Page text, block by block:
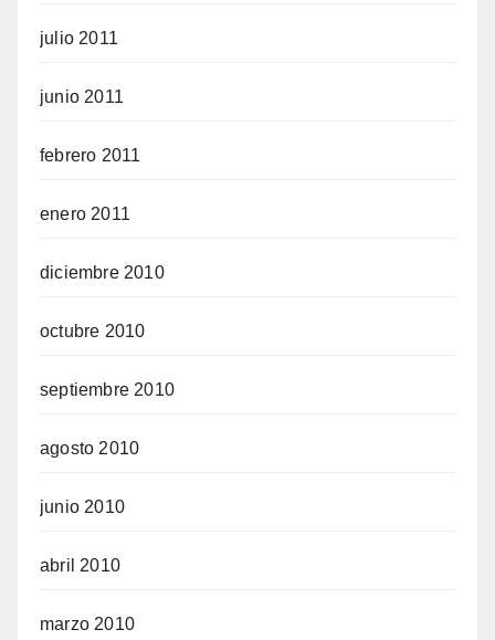
julio 2011
junio 2011
febrero 2011
enero 2011
diciembre 2010
octubre 2010
septiembre 2010
agosto 2010
junio 2010
abril 2010
marzo 2010